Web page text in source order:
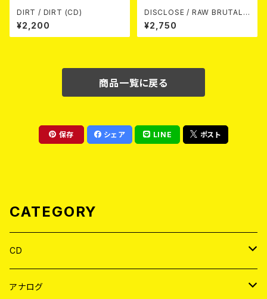
DIRT / DIRT (CD)
¥2,200
DISCLOSE / RAW BRUTAL
ASSAULT Vol.4 : DISCOGR
APHY 2002-2007 (2xCD)
¥2,750
商品一覧に戻る
保存 シェア LINE ポスト
CATEGORY
CD
JAPAN
アナログ